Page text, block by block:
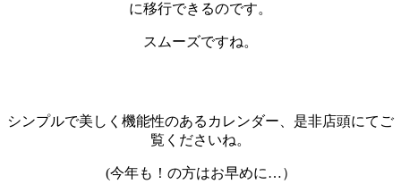
に移行できるのです。
スムーズですね。
シンプルで美しく機能性のあるカレンダー、是非店頭にてご
覧くださいね。
(今年も！の方はお早めに…）